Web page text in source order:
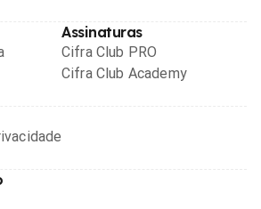
Assinaturas
Cifra Club PRO
Cifra Club Academy